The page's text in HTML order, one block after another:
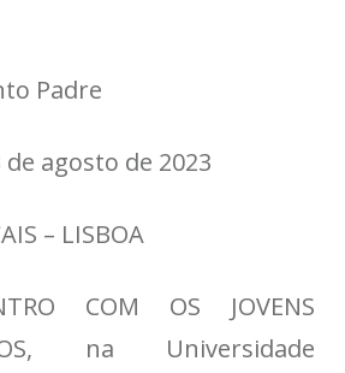
Padre
agosto de 2023
– LISBOA
COM OS JOVENS
na Universidade